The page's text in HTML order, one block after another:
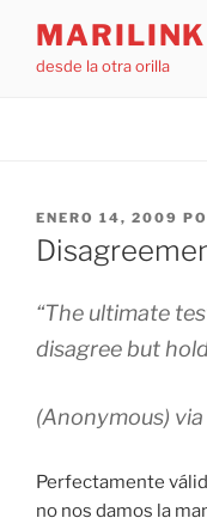
contenido
MARILINK
desde la otra orilla
PUBLICADO
EL
ENERO 14, 2009
“The ultimate
disagree but
(Anonymous) via
Perfectamente
no nos damos la